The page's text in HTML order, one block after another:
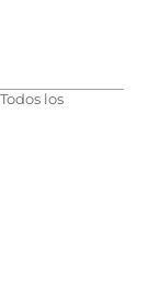
los